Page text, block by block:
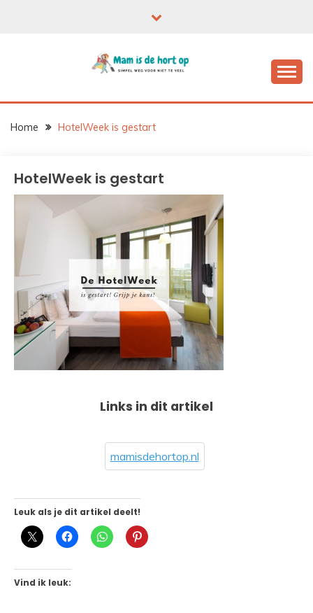
Home HotelWeek is gestart
HotelWeek is gestart
Links in dit artikel
mamisdehortop.nl
Leuk als je dit artikel deelt!
Vind ik leuk: